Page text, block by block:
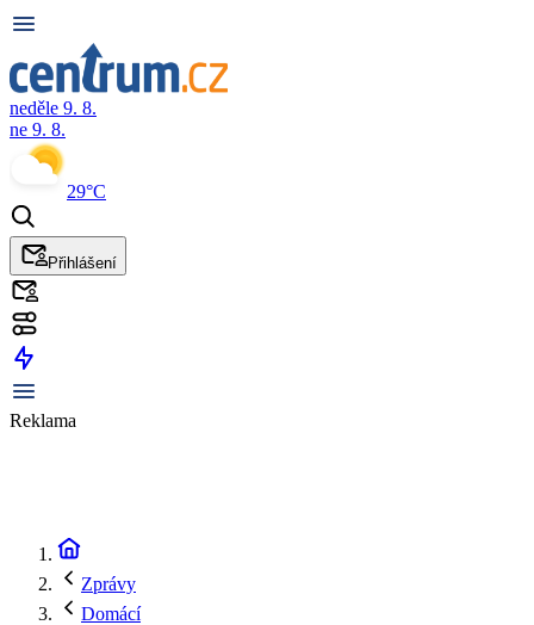
neděle 9. 8.
ne 9. 8.
29°C
Přihlášení
Reklama
Zprávy
Domácí